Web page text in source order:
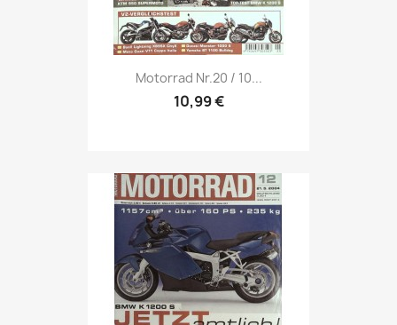
Vorschau
Motorrad Nr.20 / 10...
10,99 €